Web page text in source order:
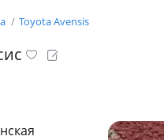
Toyota Avensis